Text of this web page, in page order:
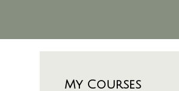
My Courses